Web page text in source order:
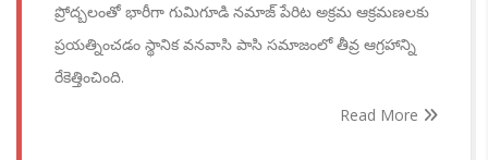
ప్రోద్బలంతో భారీగా గుమిగూడి నమాజ్ పేరిట అక్రమ ఆక్రమణలకు
ప్రయత్నించడం స్థానిక వనవాసి పాసి సమాజంలో తీవ్ర ఆగ్రహాన్ని
రేకెత్తించింది.
Read More